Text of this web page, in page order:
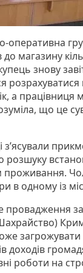
оперативна
магазину
знову
а
що це
з’ясували
в одному із
провадження
доходів
роботи на